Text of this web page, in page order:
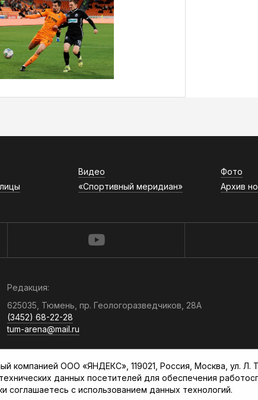
Видео
Фото
«Спортивный меридиан» Архив
Редакция:
625035, Тюмень, пр. Геологоразведчиков, 28А
(3452) 68-22-28
tum-arena@mail.ru
Отдел продаж:
(3452) 68-89-78
kotovaev@sibinformburo.ru
компанией ООО «ЯНДЕКС», 119021, Россия, Москва, ул. Л.
данных посетителей для обеспечения
соглашаетесь с использованием данных технологий.